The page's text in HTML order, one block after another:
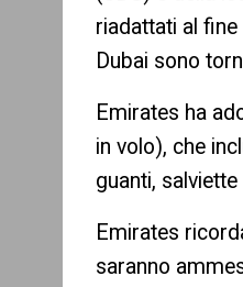
riadattati al fine
Dubai sono
Emirates ha
in volo), che
guanti,
Emirates
saranno